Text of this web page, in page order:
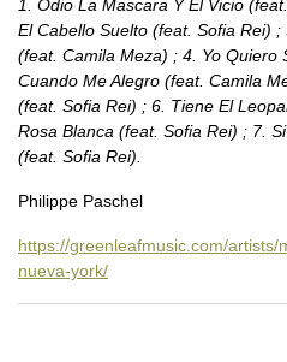
1. Odio La Mascara Y El Vicio
El Cabello Suelto (feat. Sofia Rei)
(feat. Camila Meza) ; 4. Yo Quiero
Cuando Me Alegro (feat. Camila
(feat. Sofia Rei) ; 6. Tiene El
Rosa Blanca (feat. Sofia Rei) ; 7.
(feat. Sofia Rei).
Philippe Paschel
https://greenleafmusic.com/
nueva-york/